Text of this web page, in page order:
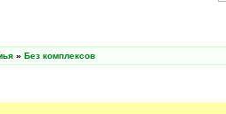
» Без комплексов